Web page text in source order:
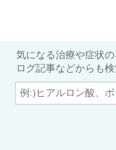
気になる治療や症状
ログ記事などからも検